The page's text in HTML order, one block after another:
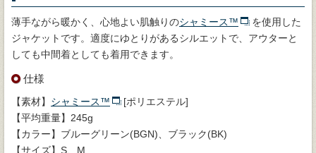
薄手ながら暖かく、心地よい肌触りのシャミース™
を使用した
ジャケットです。適度にゆとりがあるシルエットで、アウターと
しても中間着としても着用できます。
仕様
【素材】 シャミース™
[ポリエステル]
【平均重量】245g
【カラー】ブルーグリーン(BGN)、ブラック(BK)
【サイズ】S、M